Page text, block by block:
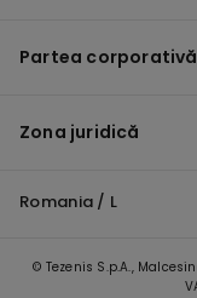
Partea corporativă
Zona juridică
Romania / L
© Tezenis S.p.A.,